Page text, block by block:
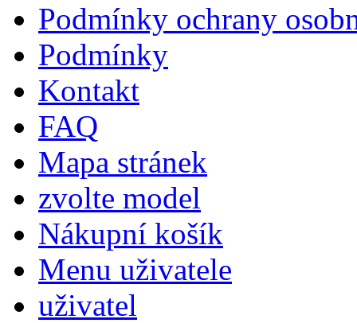
Podmínky ochrany
Podmínky
Kontakt
FAQ
Mapa stránek
zvolte model
Nákupní košík
Menu uživatele
uživatel